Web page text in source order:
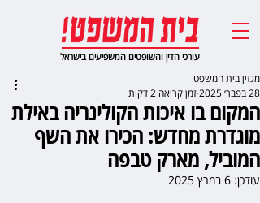
עורכי הדין והשופטים המשפיעים בישראל
המקום בו איכות הקולינריה באילת
מוגדרת מחדש: הכירו את השף
המוביל, מארק טבפה
מגזין בית המשפט
28 בפבר׳ 2025
זמן קריאה 2 דקות
עודכן: 6 במרץ 2025